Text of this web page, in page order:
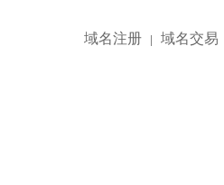
域名注册 | 域名交易